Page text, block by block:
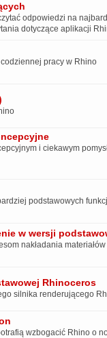
odpowiedzi na
dotyczące aplikacji
pracy w Rhino
i ciekawym
podstawowych
w wersji
nakładania
Rhinoceros
silnika renderującego
wzbogacić Rhino o